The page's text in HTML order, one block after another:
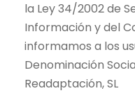
la Ley 34/2002 de
Información y del
informamos a los
Denominación
Readaptación, SL